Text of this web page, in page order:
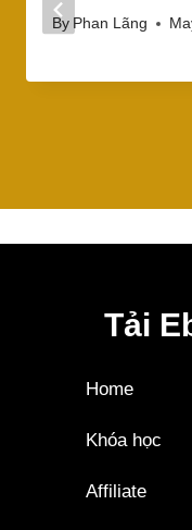
By Phan Lãng
Tải
Home
Khóa học
Affiliate